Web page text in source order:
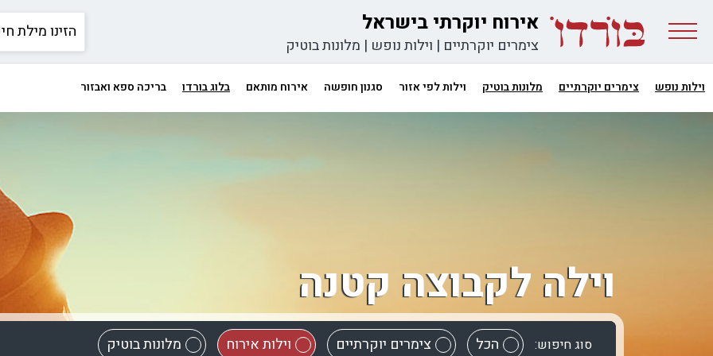
אירוח יוקרתי בישראל
צימרים יוקרתיים | וילות נופש | מלונות בוטיק
וילות נופש צימרים יוקרתיים מלונות בוטיק וילות לפי אזור סגנון חופשה אירוח מותאם בלוג בורדו בריכה ספא ואבזור
וילה לקבוצה קטנה
סוג חיפוש: הכל צימרים יוקרתיים וילות אירוח מלונות בוטיק